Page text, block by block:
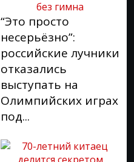
“Это просто
несерьёзно”:
российские лучники
отказались
выступать на
Олимпийских играх
под...